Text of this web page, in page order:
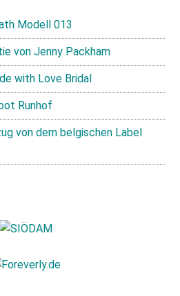
Modell 013
von Jenny Packham
with Love Bridal
Runhof
von dem belgischen Label